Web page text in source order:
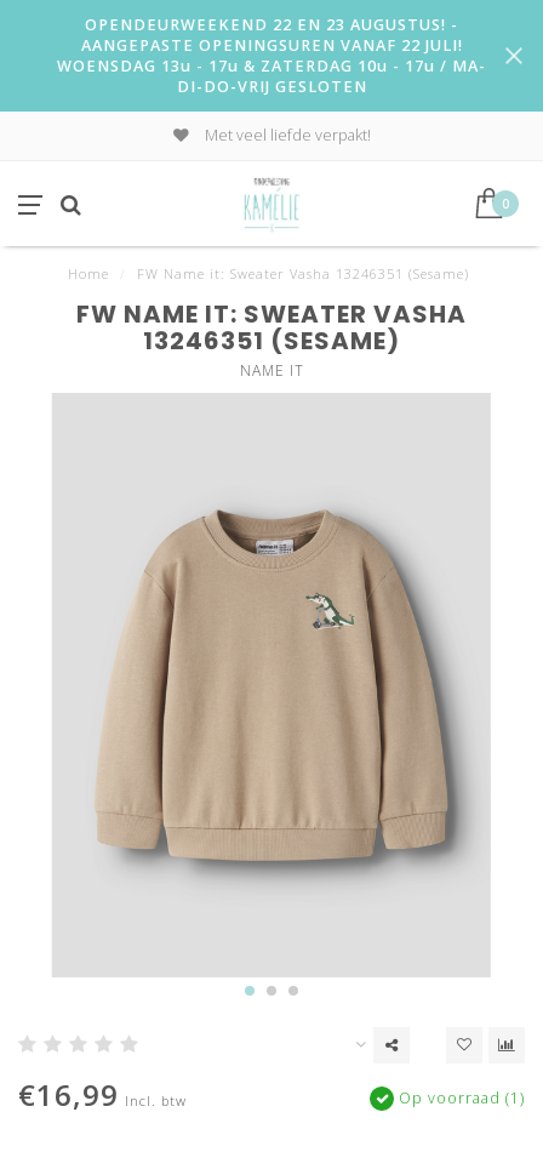
OPENDEURWEEKEND 22 EN 23 AUGUSTUS! -
AANGEPASTE OPENINGSUREN VANAF 22 JULI!
WOENSDAG 13u - 17u & ZATERDAG 10u - 17u / MA-
DI-DO-VRIJ GESLOTEN
Met veel liefde verpakt!
0
Home FW Name it: Sweater Vasha 13246351 (Sesame)
FW NAME IT: SWEATER VASHA
13246351 (SESAME)
NAME IT
€16,99 Incl. btw Op voorraad (1)